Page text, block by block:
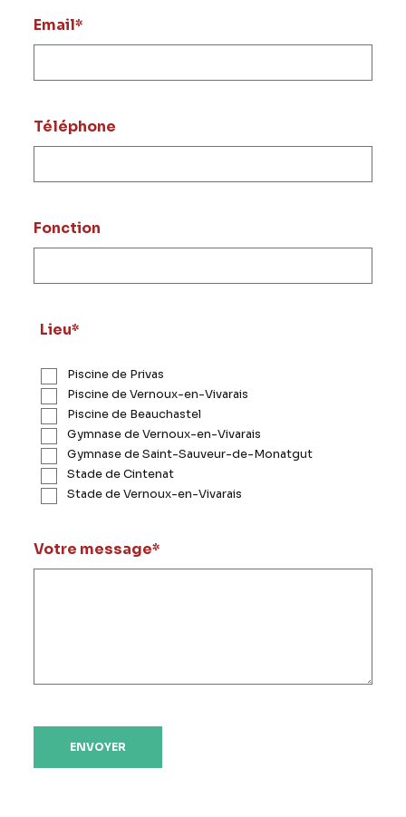
Email*
Téléphone
Fonction
Lieu*
Piscine de Privas
Piscine de Vernoux-en-Vivarais
Piscine de Beauchastel
Gymnase de Vernoux-en-Vivarais
Gymnase de Saint-Sauveur-de-Monatgut
Stade de Cintenat
Stade de Vernoux-en-Vivarais
Votre message*
ENVOYER